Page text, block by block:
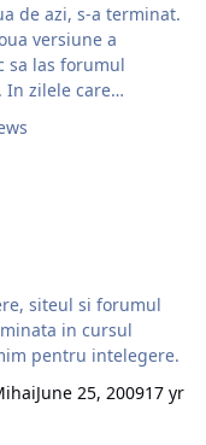
de azi, s-a terminat.
versiune a
sa las forumul
In zilele care
modificari cauzate
dar acelea nu vor
siteul si forumul
in cursul
pentru intelegere.
June 25, 200917 yr